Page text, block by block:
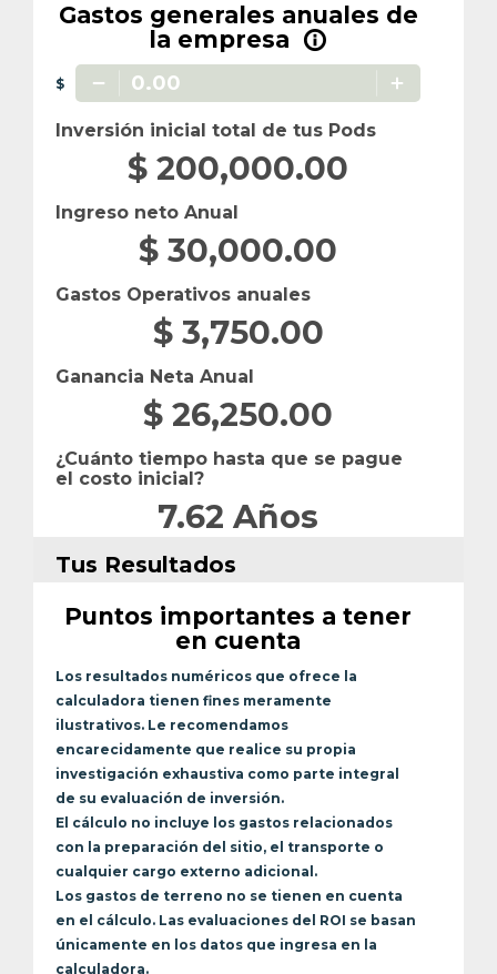
Inversión inicial total de tus Pods
$ 200,000.00
¿Cuánto tiempo hasta que se pague
el costo inicial?
7.62 Años
Gastos Operativos anuales
$ 3,750.00
Ingreso neto Anual
$ 30,000.00
Gastos generales anuales de
la empresa
info_outline
$
Tus Resultados
Puntos importantes a tener
en cuenta
Los resultados numéricos que ofrece la
calculadora tienen fines meramente
ilustrativos. Le recomendamos
encarecidamente que realice su propia
investigación exhaustiva como parte integral
de su evaluación de inversión.
El cálculo no incluye los gastos relacionados
con la preparación del sitio, el transporte o
cualquier cargo externo adicional.
Los gastos de terreno no se tienen en cuenta
en el cálculo. Las evaluaciones del ROI se basan
únicamente en los datos que ingresa en la
calculadora.
Ganancia Neta Anual
$ 26,250.00